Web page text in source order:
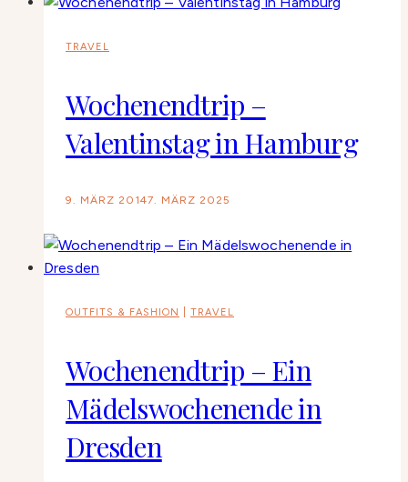
TRAVEL
Wochenendtrip –
Valentinstag in Hamburg
9. MÄRZ 20147. MÄRZ 2025
OUTFITS & FASHION TRAVEL
Wochenendtrip – Ein
Mädelswochenende in
Dresden